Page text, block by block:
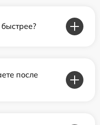
после